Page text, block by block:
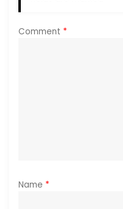
t
Comment *
Name *